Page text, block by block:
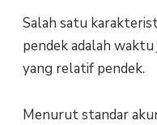
Salah satu
pendek adalah
yang relatif pendek.
Menurut standar